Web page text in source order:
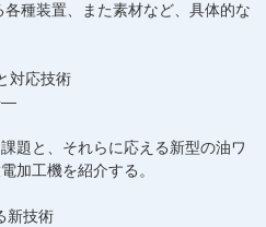
種装置、また素材など、具体的な
対応技術
―
題と、それらに応える新型の油ワ
加工機を紹介する。
新技術